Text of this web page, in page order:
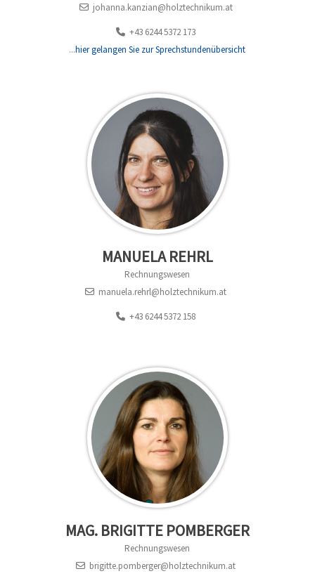
johanna.kanzian@holztechnikum.at
+43 6244 5372 173
...hier gelangen Sie zur Sprechstundenübersicht
MANUELA REHRL
Rechnungswesen
manuela.rehrl@holztechnikum.at
+43 6244 5372 158
MAG. BRIGITTE POMBERGER
Rechnungswesen
brigitte.pomberger@holztechnikum.at